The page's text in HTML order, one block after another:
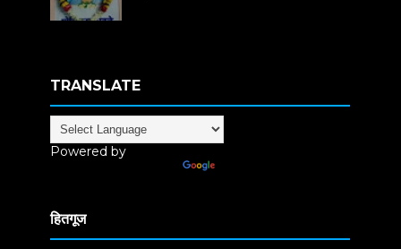
TRANSLATE
Powered by
हितगूज